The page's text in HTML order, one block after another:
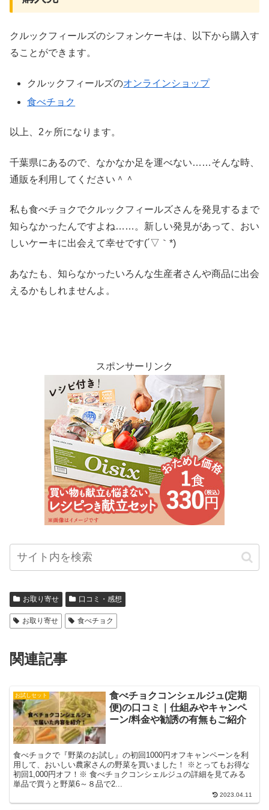
クルックフィールズのシフォンケーキは、以下から購入す
ることができます。
クルックフィールズのオンラインショップ
食べチョク
以上、2ヶ所になります。
千葉県にあるので、なかなか足を運べない……そんな時、
通販を利用してください＾＾
私も食べチョクでクルックフィールズさんを発見するまで
知らなかったんですよね……。新しい発見があって、おい
しいケーキに出会えて幸せです(´▽｀*)
あなたも、知らなかったいろんな生産者さんや商品に出会
えるかもしれませんよ。
スポンサーリンク
お取り寄せ 口コミ・感想
お取り寄せ 食べチョク
関連記事
お試しセット
食べチョクコンシェルジュ(定期
便)の口コミ｜仕組みやキャンペ
ーン/料金や勧誘の有無もご紹介
食べチョクで『野菜のお試し』の初回1000円オフキャンペーンを利
用して、おいしい農家さんの野菜を買いました！ ※とってもお得な
初回1,000円オフ！※ 食べチョクコンシェルジュの詳細を見てみる
単品で買うと野菜6～８品で2...
2023.04.11